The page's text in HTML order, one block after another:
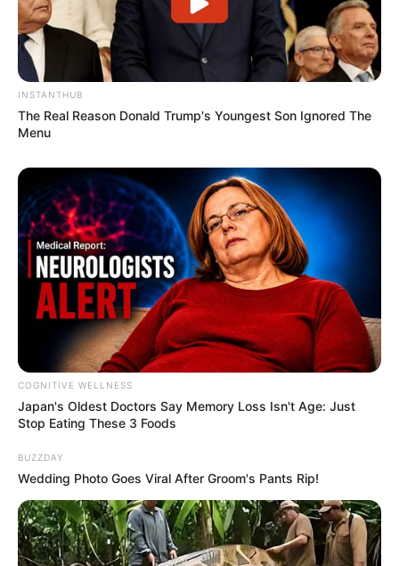
INSTANTHUB
The Real Reason Donald Trump's Youngest Son Ignored The
Menu
COGNITIVE WELLNESS
Japan's Oldest Doctors Say Me​mory Lo​ss Isn't Age: Just
Stop Eating These 3 Foods
BUZZDAY
Wedding Photo Goes Viral After Groom's Pants Rip!